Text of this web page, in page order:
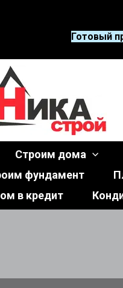
Готовый
Строим дома
фундамент
в кредит